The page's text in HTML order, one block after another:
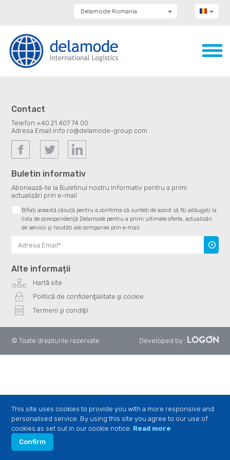
Delamode Romania
Delamode Bulgaria
Delamode Estonia
Delamode Latvia
Contact
Telefon:+40 21 407 74 00
Adresa Email:info.ro@delamode-group.com
Buletin informativ
Abonează-te la Buletinul nostru Informativ pentru a primi
actualizări prin e-mail
Bifați această căsuță pentru a confirma că sunteți de acord să fiți adăugați la
lista de corespondență Delamode pentru a primi ultimele oferte, actualizări
de servicii și noutăți ale companiei prin e-mail
Alte informații
Hartă site
Politică de confidenţialitate şi cookie
Termeni şi condiţii
© Toate drepturile rezervate Developed by :
This site uses cookies to provide you with a more responsive and
personalised service. By using this site you agree to our use of
cookies as set out in our cookie notice. Read more
Confirm